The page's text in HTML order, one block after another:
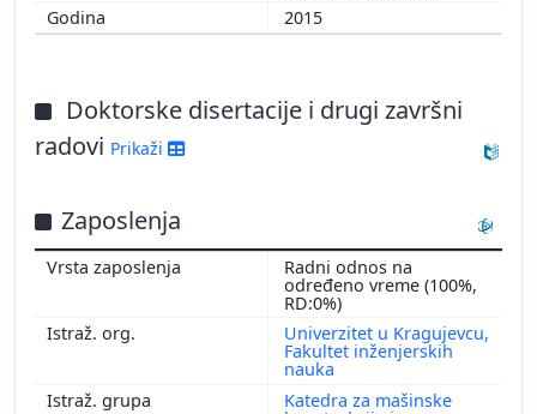
2015
Doktorske disertacije i drugi završni
radovi Prikaži
Zaposlenja
Radni odnos na
određeno vreme (100%,
RD:0%)
Univerzitet u Kragujevcu,
Fakultet inženjerskih
nauka
Katedra za mašinske